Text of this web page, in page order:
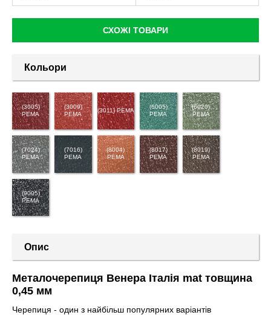
СХОЖІ ТОВАРИ
Кольори
(3005)
PEMA
(3009)
PEMA
(3011) PEMA
(6005)
PEMA
(6020)
PEMA
(7024)
PEMA
(7016)
PEMA
(8004)
PEMA
(8017)
PEMA
(8019)
PEMA
(9005)
PEMA
Опис
Металочерепиця Венера Італія mat товщина
0,45 мм
Черепиця - один з найбільш популярних варіантів